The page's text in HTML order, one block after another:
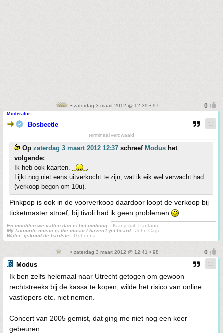
• zaterdag 3 maart 2012 @ 12:39 • 97
Moderator
Bosbeetle
terminaal verdwaald
Op zaterdag 3 maart 2012 12:37 schreef Modus het
volgende:
Ik heb ook kaarten.
.
Lijkt nog niet eens uitverkocht te zijn, wat ik eik wel verwacht had
(verkoop begon om 10u).
Pinkpop is ook in de voorverkoop daardoor loopt de verkoop bij
ticketmaster stroef, bij tivoli had ik geen problemen
En mochten we vallen dan is het omhoog. - Krang (uit: Pantani)
My favourite music is the music I haven't yet heard - John Cage
Water: ijskoud de hardste - Gehenna
• zaterdag 3 maart 2012 @ 12:41 • 98
Modus
Ik ben zelfs helemaal naar Utrecht getogen om gewoon
rechtstreeks bij de kassa te kopen, wilde het risico van online
vastlopers etc. niet nemen.
Concert van 2005 gemist, dat ging me niet nog een keer
gebeuren.